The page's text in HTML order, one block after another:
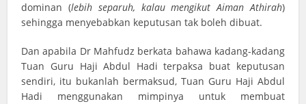
dominan (lebih separuh, kalau mengikut Aiman Athirah)
sehingga menyebabkan keputusan tak boleh dibuat.
Dan apabila Dr Mahfudz berkata bahawa kadang-kadang
Tuan Guru Haji Abdul Hadi terpaksa buat keputusan
sendiri, itu bukanlah bermaksud, Tuan Guru Haji Abdul
Hadi menggunakan mimpinya untuk membuat